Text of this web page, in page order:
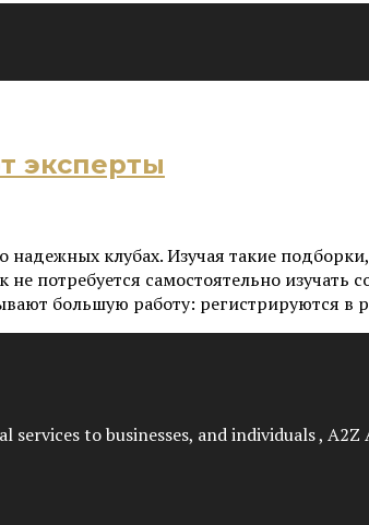
эксперты
клубах. Изучая такие
потребуется самостоятельно
большую работу: регистрируются в
to businesses, and individuals ,